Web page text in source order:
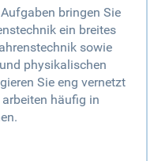
bringen Sie
ein breites
sowie
physikalischen
Sie eng vernetzt
häufig in